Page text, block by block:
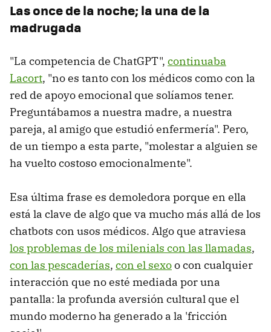
Las once de la noche; la una de la
madrugada
"La competencia de ChatGPT", continuaba
Lacort, "no es tanto con los médicos como con la
red de apoyo emocional que solíamos tener.
Preguntábamos a nuestra madre, a nuestra
pareja, al amigo que estudió enfermería". Pero,
de un tiempo a esta parte, "molestar a alguien se
ha vuelto costoso emocionalmente".
Esa última frase es demoledora porque en ella
está la clave de algo que va mucho más allá de los
chatbots con usos médicos. Algo que atraviesa
los problemas de los milenials con las llamadas,
con las pescaderías, con el sexoo con cualquier
interacción que no esté mediada por una
pantalla: la profunda aversión cultural que el
mundo moderno ha generado a la 'fricción